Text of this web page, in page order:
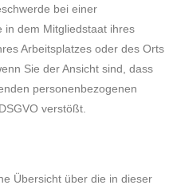
bei einer
in dem Mitgliedstaat ihres
Arbeitsplatzes oder des Orts
Sie der Ansicht sind, dass
personenbezogenen
verstößt.
Übersicht über die in dieser